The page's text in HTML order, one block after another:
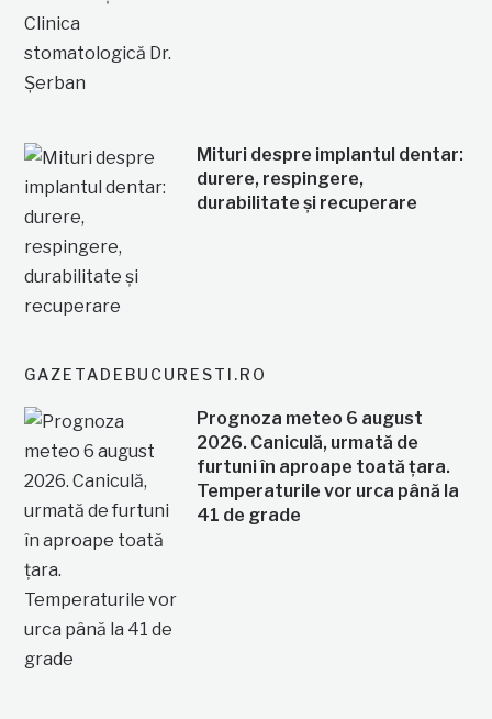
Mituri despre implantul dentar:
durere, respingere,
durabilitate și recuperare
GAZETADEBUCURESTI.RO
Prognoza meteo 6 august
2026. Caniculă, urmată de
furtuni în aproape toată țara.
Temperaturile vor urca până la
41 de grade